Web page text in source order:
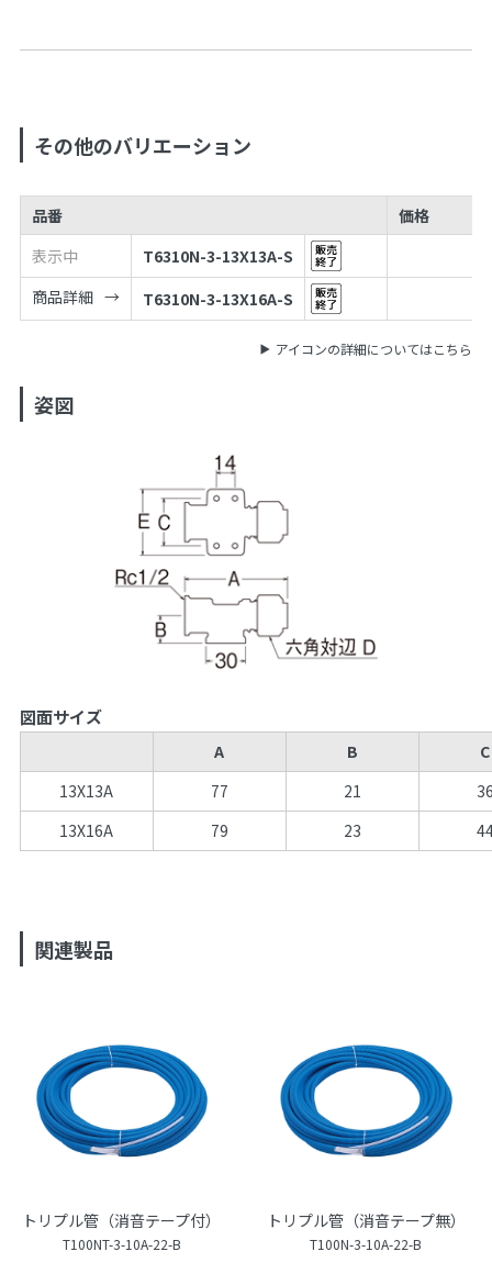
その他のバリエーション
品番
価格
表示中
T6310N-3-13X13A-S
商品詳細
T6310N-3-13X16A-S
アイコンの詳細についてはこちら
姿図
図面サイズ
A B
C
13X13A
77 21
13X16A
79 23
関連製品
トリプル管（消音テープ付）
T100NT-3-10A-22-B
トリプル管（消音テープ無）
T100N-3-10A-22-B